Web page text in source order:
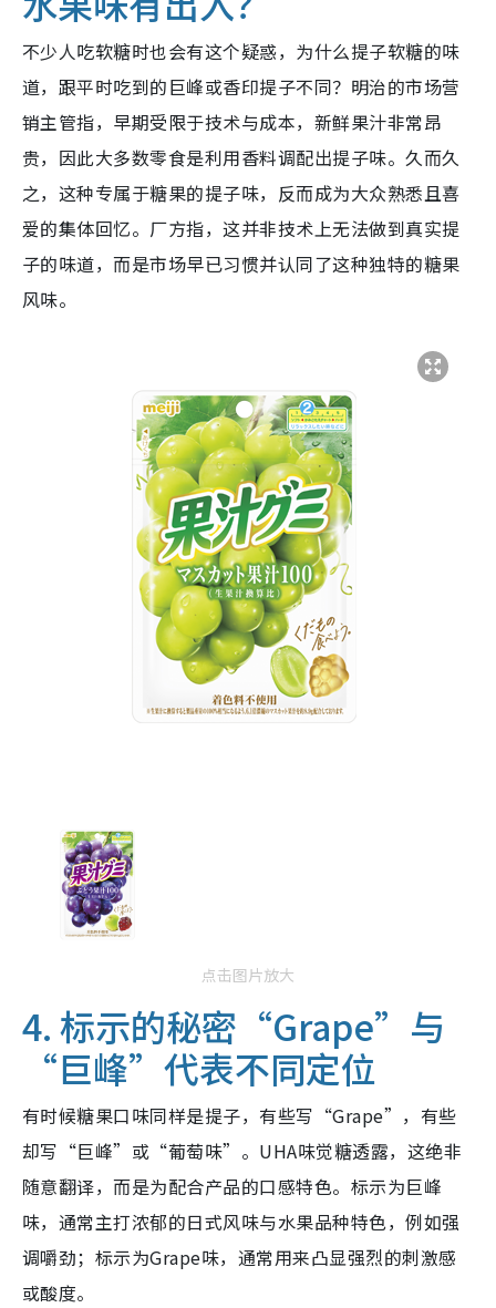
不少人吃软糖时也会有这个疑惑，为什么提子软糖的味
道，跟平时吃到的巨峰或香印提子不同？明治的市场营
销主管指，早期受限于技术与成本，新鲜果汁非常昂
贵，因此大多数零食是利用香料调配出提子味。久而久
之，这种专属于糖果的提子味，反而成为大众熟悉且喜
爱的集体回忆。厂方指，这并非技术上无法做到真实提
子的味道，而是市场早已习惯并认同了这种独特的糖果
风味。
点击图片放大
4. 标示的秘密“Grape”与
“巨峰”代表不同定位
有时候糖果口味同样是提子，有些写“Grape”，有些
却写“巨峰”或“葡萄味”。UHA味觉糖透露，这绝非
随意翻译，而是为配合产品的口感特色。标示为巨峰
味，通常主打浓郁的日式风味与水果品种特色，例如强
调嚼劲；标示为Grape味，通常用来凸显强烈的刺激感
或酸度。